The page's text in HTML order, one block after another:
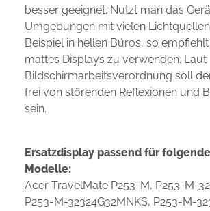
besser geeignet. Nutzt man das
Umgebungen mit vielen
Beispiel in hellen Büros, so
mattes Displays zu verwenden. Laut
Bildschirmarbeitsverordnung soll
frei von störenden Reflexionen und
sein.
Ersatzdisplay passend für
Modelle:
Acer TravelMate P253-M, P253-M-
P253-M-32324G32MNKS, P253-M-